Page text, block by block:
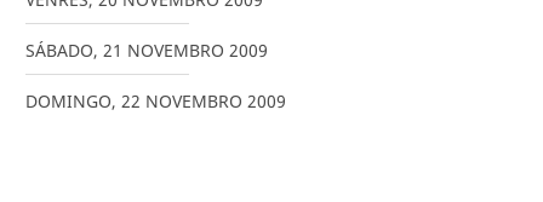
SÁBADO, 21 NOVEMBRO 2009
DOMINGO, 22 NOVEMBRO 2009